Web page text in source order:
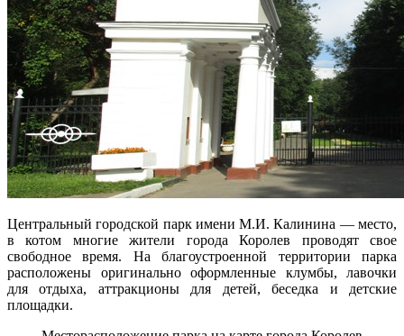
Центральный городской парк имени М.И. Калинина — место,
в котом многие жители города Королев проводят свое
свободное время. На благоустроенной территории парка
расположены оригинально оформленные клумбы, лавочки
для отдыха, аттракционы для детей, беседка и детские
площадки.